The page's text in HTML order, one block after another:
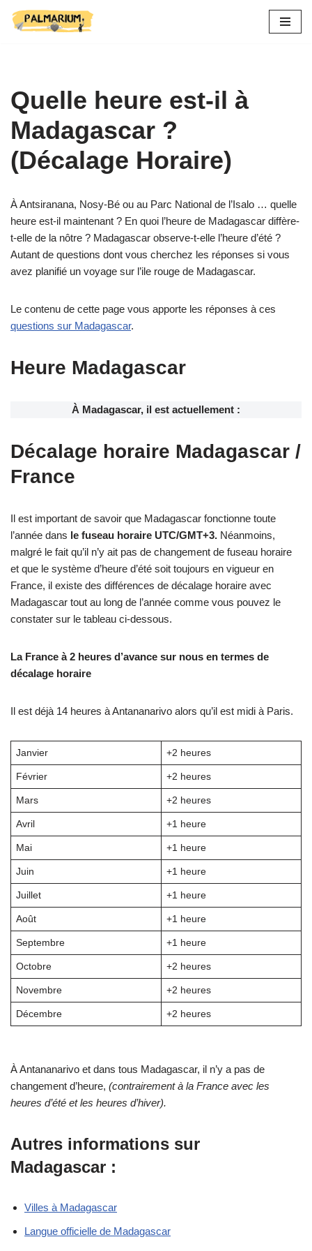
Quelle heure est-il à
Madagascar ?
(Décalage Horaire)
À Antsiranana, Nosy-Bé ou au Parc National de l’Isalo … quelle
heure est-il maintenant ? En quoi l’heure de Madagascar diffère-
t-elle de la nôtre ? Madagascar observe-t-elle l’heure d’été ?
Autant de questions dont vous cherchez les réponses si vous
avez planifié un voyage sur l’ile rouge de Madagascar.
Le contenu de cette page vous apporte les réponses à ces
questions sur Madagascar.
Heure Madagascar
À Madagascar, il est actuellement :
Décalage horaire Madagascar /
France
Il est important de savoir que Madagascar fonctionne toute
l’année dans le fuseau horaire UTC/GMT+3. Néanmoins,
malgré le fait qu’il n’y ait pas de changement de fuseau horaire
et que le système d’heure d’été soit toujours en vigueur en
France, il existe des différences de décalage horaire avec
Madagascar tout au long de l’année comme vous pouvez le
constater sur le tableau ci-dessous.
La France à 2 heures d’avance sur nous en termes de
décalage horaire
Il est déjà 14 heures à Antananarivo alors qu’il est midi à Paris.
Janvier +2 heures
Février +2 heures
Mars +2 heures
Avril +1 heure
Mai +1 heure
Juin +1 heure
Juillet +1 heure
Août +1 heure
Septembre +1 heure
Octobre +2 heures
Novembre +2 heures
Décembre +2 heures
À Antananarivo et dans tous Madagascar, il n’y a pas de
changement d’heure, (contrairement à la France avec les
heures d’été et les heures d’hiver).
Autres informations sur
Madagascar :
Villes à Madagascar
Langue officielle de Madagascar